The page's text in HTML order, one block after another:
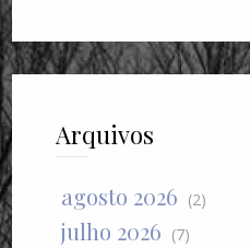
Arquivos
agosto 2026 (2)
julho 2026 (7)